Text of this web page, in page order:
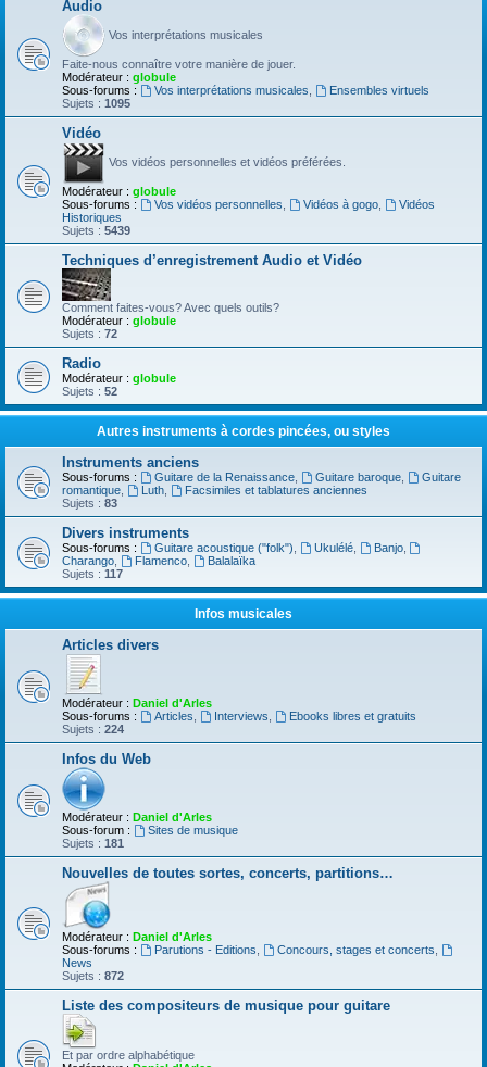
Audio
Vos interprétations musicales
Faite-nous connaître votre manière de jouer.
Modérateur : globule
Sous-forums :
Vos interprétations musicales
Ensembles virtuels
Sujets : 1095
Vidéo
Vos vidéos personnelles et vidéos préférées.
Modérateur : globule
Sous-forums :
Vos vidéos personnelles Vidéos à gogo,
Vidéos
Historiques
Sujets : 5439
Techniques d’enregistrement Audio et Vidéo
Comment faites-vous? Avec quels outils?
Modérateur : globule
Sujets : 72
Radio
Modérateur : globule
Sujets : 52
Autres instruments à cordes pincées, ou styles
Instruments anciens
Sous-forums : Guitare de la Renaissance, Guitare baroque,
Guitare
romantique
Luth,
Facsimiles et tablatures anciennes
Sujets : 83
Divers instruments
Sous-forums : Guitare acoustique ("folk") Ukulélé, Banjo,
Charango
Flamenco,
Balalaïka
Sujets : 117
Infos musicales
Articles divers
Modérateur : Daniel d'Arles
Sous-forums :
Articles Interviews
Ebooks libres et gratuits
Sujets : 224
Infos du Web
Modérateur : Daniel d'Arles
Sous-forum :
Sites de musique
Sujets : 181
Nouvelles de toutes sortes, concerts, partitions…
Modérateur : Daniel d'Arles
Sous-forums :
Parutions - Editions Concours, stages et concerts
News
Sujets : 872
Liste des compositeurs de musique pour guitare
Et par ordre alphabétique